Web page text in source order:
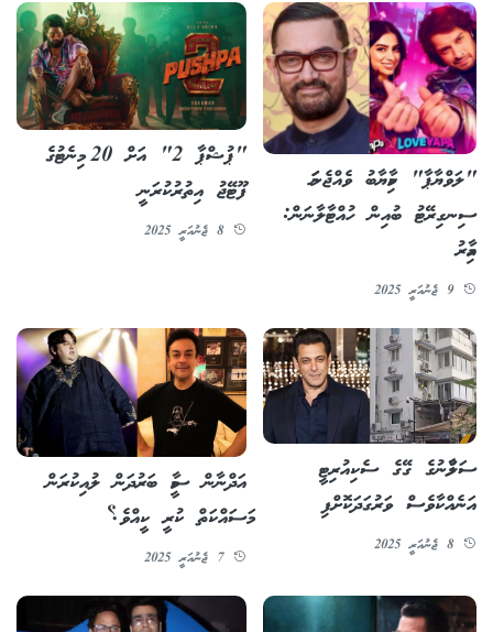
"ލަވްޔާޕާ" ކާމިޔާބު ވެއްޖެނަމަ
ސިނގިރޭޓު ބުއިން ހުއްޓާލާނަން:
އާމިރު
9 ޖެނުއަރީ 2025
"ޕުޝްޕާ 2" އަށް 20 މިނެޓުގެ
ފޫޓޭޖު އިތުރުކުރަނީ
8 ޖެނުއަރީ 2025
ސަލްމާނުގެ ގޭގެ ސެކިއުރިޓީ
އަނެއްކާވެސް ވަރުގަދަކޮށްފި
8 ޖެނުއަރީ 2025
އަދްނާން ސާމީ ބަރުދަން ލުއިކުރަން
މަސައްކަތް ކުރީ ކީއްވެ؟
7 ޖެނުއަރީ 2025